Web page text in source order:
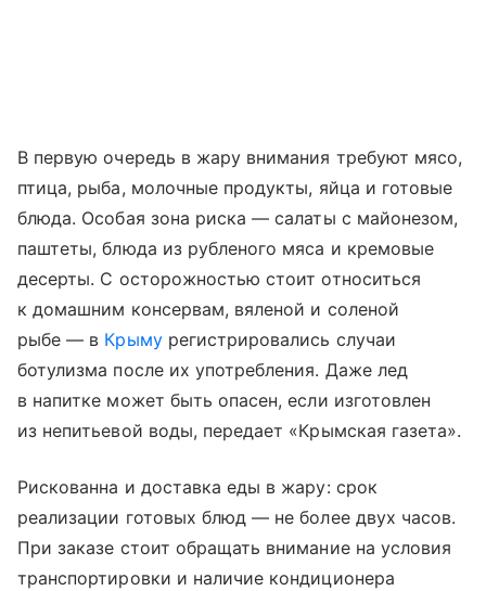
В первую очередь в жару внимания требуют мясо,
птица, рыба, молочные продукты, яйца и готовые
блюда. Особая зона риска — салаты с майонезом,
паштеты, блюда из рубленого мяса и кремовые
десерты. С осторожностью стоит относиться
к домашним консервам, вяленой и соленой
рыбе — в Крымурегистрировались случаи
ботулизма после их употребления. Даже лед
в напитке может быть опасен, если изготовлен
из непитьевой воды, передает «Крымская газета».
Рискованна и доставка еды в жару: срок
реализации готовых блюд — не более двух часов.
При заказе стоит обращать внимание на условия
транспортировки и наличие кондиционера